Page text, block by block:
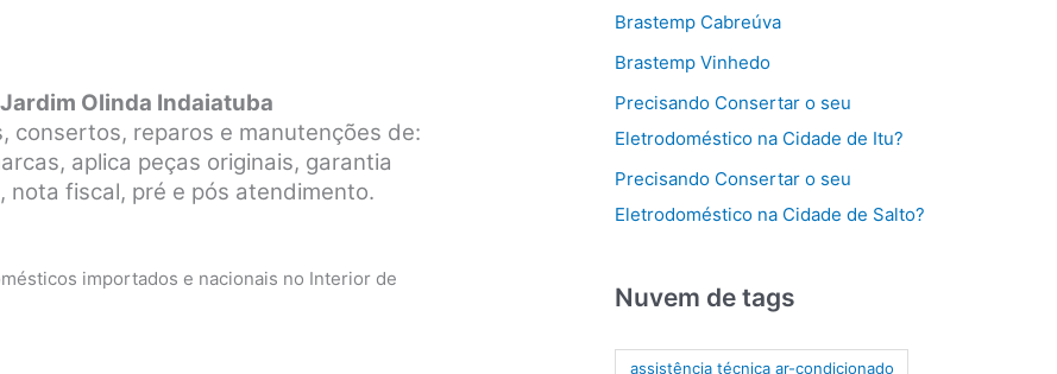
Olinda Indaiatuba
consertos, reparos e manutenções de:
aplica peças originais, garantia
nota fiscal, pré e pós atendimento.
importados e nacionais no Interior de
Brastemp Cabreúva
Brastemp Vinhedo
Precisando Consertar o seu
Eletrodoméstico na Cidade de Itu?
Precisando Consertar o seu
Eletrodoméstico na Cidade de Salto?
Nuvem de tags
assistência técnica ar-condicionado